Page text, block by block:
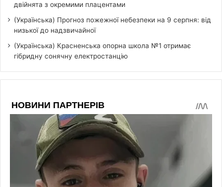
двійнята з окремими плацентами
(Українська) Прогноз пожежної небезпеки на 9 серпня: від
низької до надзвичайної
(Українська) Красненська опорна школа №1 отримає
гібридну сонячну електростанцію